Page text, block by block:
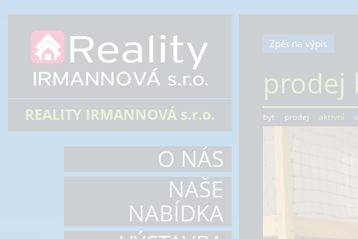
REALITY IRMANNOVÁ s.r.o.
O NÁS
NAŠE
NABÍDKA
Zpět na výpis
prodej
byt prodej aktivní